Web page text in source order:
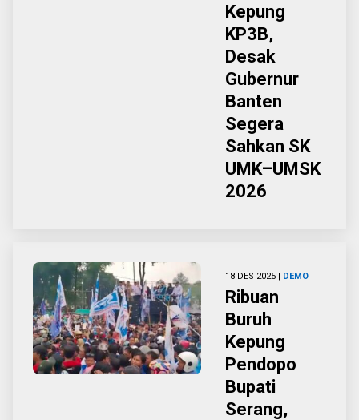
Kepung
KP3B,
Desak
Gubernur
Banten
Segera
Sahkan SK
UMK–UMSK
2026
18 DES 2025 | DEMO
Ribuan
Buruh
Kepung
Pendopo
Bupati
Serang,